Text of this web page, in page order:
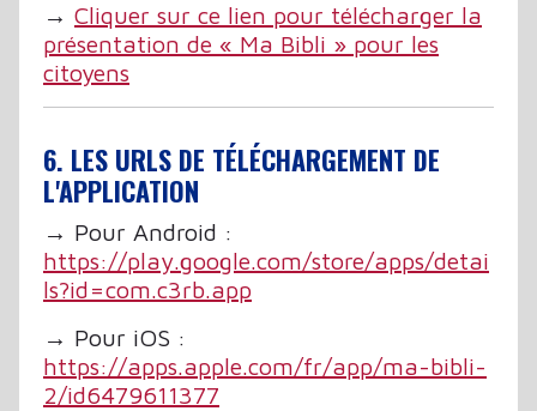
→ Cliquer sur ce lien pour télécharger la
présentation de « Ma Bibli » pour les
citoyens
6. LES URLS DE TÉLÉCHARGEMENT DE
L'APPLICATION
→ Pour Android :
https://play.google.com/store/apps/detai
ls?id=com.c3rb.app
→ Pour iOS :
https://apps.apple.com/fr/app/ma-bibli-
2/id6479611377